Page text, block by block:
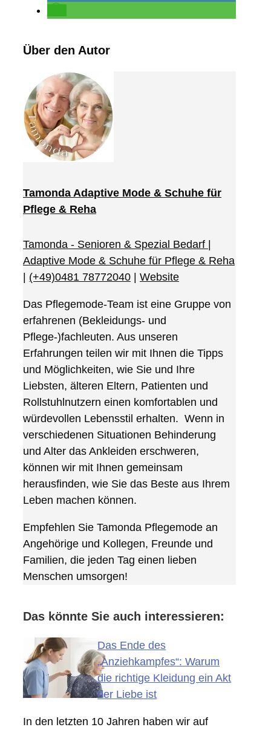
Über den Autor
Tamonda Adaptive Mode & Schuhe für
Pflege & Reha
Tamonda - Senioren & Spezial Bedarf |
Adaptive Mode & Schuhe für Pflege & Reha
| (+49)0481 78772040 | Website
Das Pflegemode-Team ist eine Gruppe von
erfahrenen (Bekleidungs- und
Pflege-)fachleuten. Aus unseren
Erfahrungen teilen wir mit Ihnen die Tipps
und Möglichkeiten, wie Sie und Ihre
Liebsten, älteren Eltern, Patienten und
Rollstuhlnutzern einen komfortablen und
würdevollen Lebensstil erhalten. Wenn in
verschiedenen Situationen Behinderung
und Alter das Ankleiden erschweren,
können wir mit Ihnen gemeinsam
herausfinden, wie Sie das Beste aus Ihrem
Leben machen können.
Empfehlen Sie Tamonda Pflegemode an
Angehörige und Kollegen, Freunde und
Familien, die jeden Tag einen lieben
Menschen umsorgen!
Das könnte Sie auch interessieren:
Das Ende des
„Anziehkampfes“: Warum
die richtige Kleidung ein Akt
der Liebe ist
In den letzten 10 Jahren haben wir auf